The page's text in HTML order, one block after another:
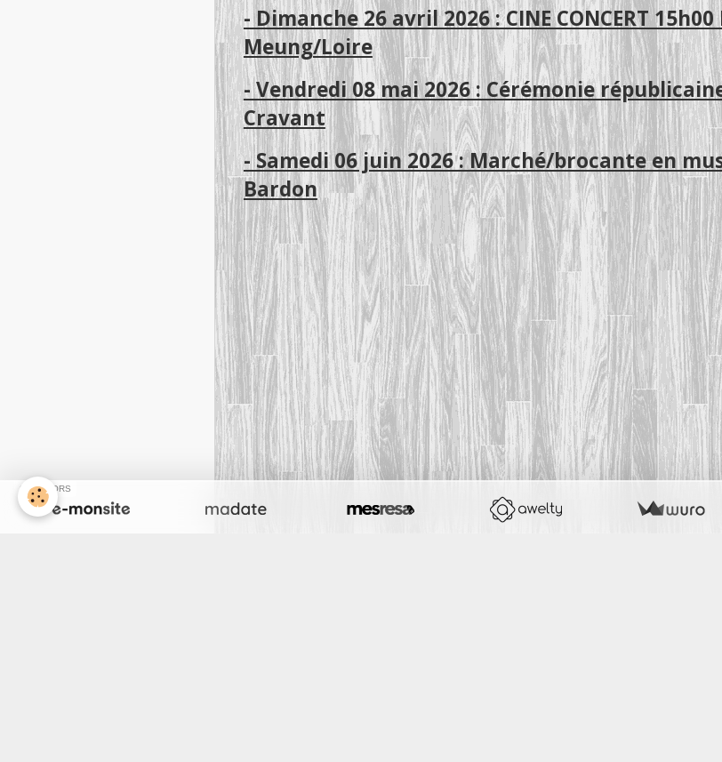
- Dimanche 26 avril 2026 : CINE CONCERT
Meung/Loire
- Vendredi 08 mai 2026 : Cérémonie
Cravant
- Samedi 06 juin 2026 : Marché/brocante en
Bardon
SPONSORS